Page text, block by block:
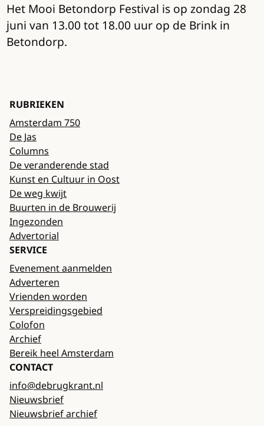
Het Mooi Betondorp Festival is op zondag 28
juni van 13.00 tot 18.00 uur op de Brink in
Betondorp.
RUBRIEKEN
Amsterdam 750
De Jas
Columns
De veranderende stad
Kunst en Cultuur in Oost
De weg kwijt
Buurten in de Brouwerij
Ingezonden
Advertorial
SERVICE
Evenement aanmelden
Adverteren
Vrienden worden
Verspreidingsgebied
Colofon
Archief
Bereik heel Amsterdam
CONTACT
info@debrugkrant.nl
Nieuwsbrief
Nieuwsbrief archief